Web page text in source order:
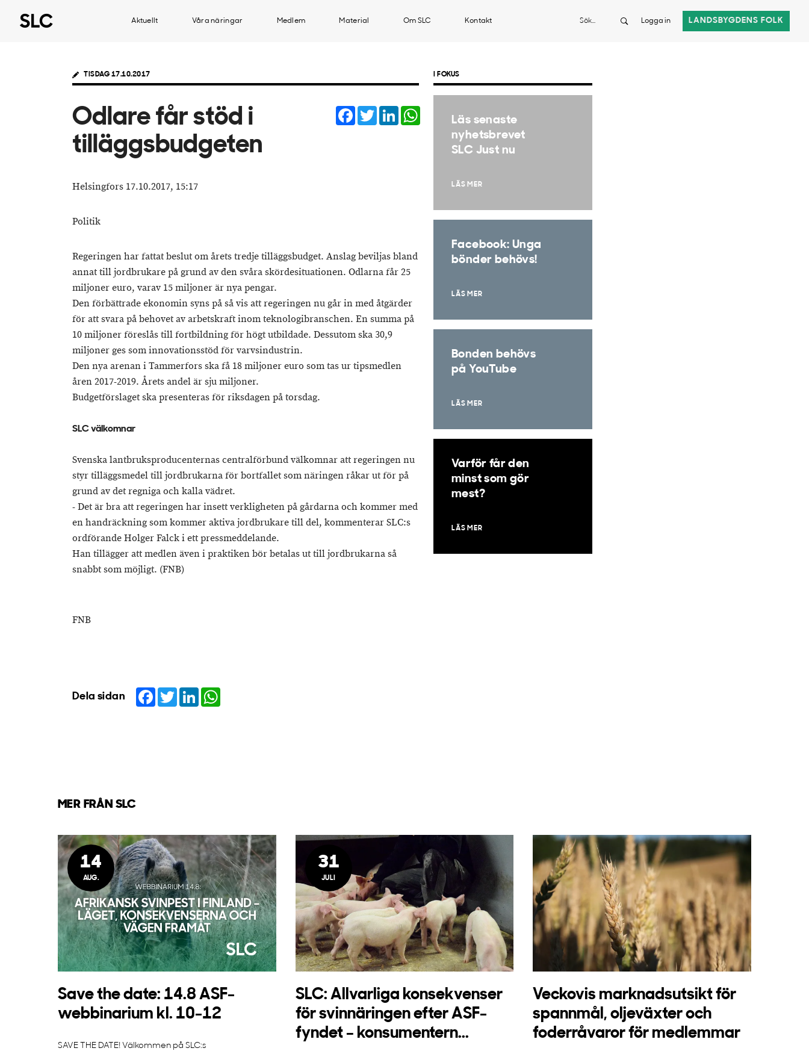
Aktuellt Våra näringar Medlem Material Om SLC Kontakt Sök Logga in LANDSBYGDENS FOLK
TISDAG 17.10.2017
Odlare får stöd i
tilläggsbudgeten
Facebook
TwitterLinkedIn
Helsingfors 17.10.2017, 15:17
Politik
Regeringen har fattat beslut om årets tredje tilläggsbudget. Anslag beviljas bland
annat till jordbrukare på grund av den svåra skördesituationen. Odlarna får 25
miljoner euro, varav 15 miljoner är nya pengar.
Den förbättrade ekonomin syns på så vis att regeringen nu går in med åtgärder
för att svara på behovet av arbetskraft inom teknologibranschen. En summa på
10 miljoner föreslås till fortbildning för högt utbildade. Dessutom ska 30,9
miljoner ges som innovationsstöd för varvsindustrin.
Den nya arenan i Tammerfors ska få 18 miljoner euro som tas ur tipsmedlen
åren 2017-2019. Årets andel är sju miljoner.
Budgetförslaget ska presenteras för riksdagen på torsdag.
SLC välkomnar
Svenska lantbruksproducenternas centralförbund välkomnar att regeringen nu
styr tilläggsmedel till jordbrukarna för bortfallet som näringen råkar ut för på
grund av det regniga och kalla vädret.
- Det är bra att regeringen har insett verkligheten på gårdarna och kommer med
en handräckning som kommer aktiva jordbrukare till del, kommenterar SLC:s
ordförande Holger Falck i ett pressmeddelande.
Han tillägger att medlen även i praktiken bör betalas ut till jordbrukarna så
snabbt som möjligt. (FNB)
FNB
Dela sidan Facebook
TwitterLinkedIn
I FOKUS
Läs senaste
nyhetsbrevet
SLC Just nu
LÄS MER
Facebook: Unga
bönder behövs!
LÄS MER
Bonden behövs
på YouTube
LÄS MER
Varför får den
minst som gör
mest?
LÄS MER
MER FRÅN SLC
14
AUG.
Save the date: 14.8 ASF-
webbinarium kl. 10-12
SAVE THE DATE! Välkommen på SLC:s
31
JULI
SLC: Allvarliga konsekvenser
för svinnäringen efter ASF-
fyndet – konsumentern...
Veckovis marknadsutsikt för
spannmål, oljeväxter och
foderråvaror för medlemmar